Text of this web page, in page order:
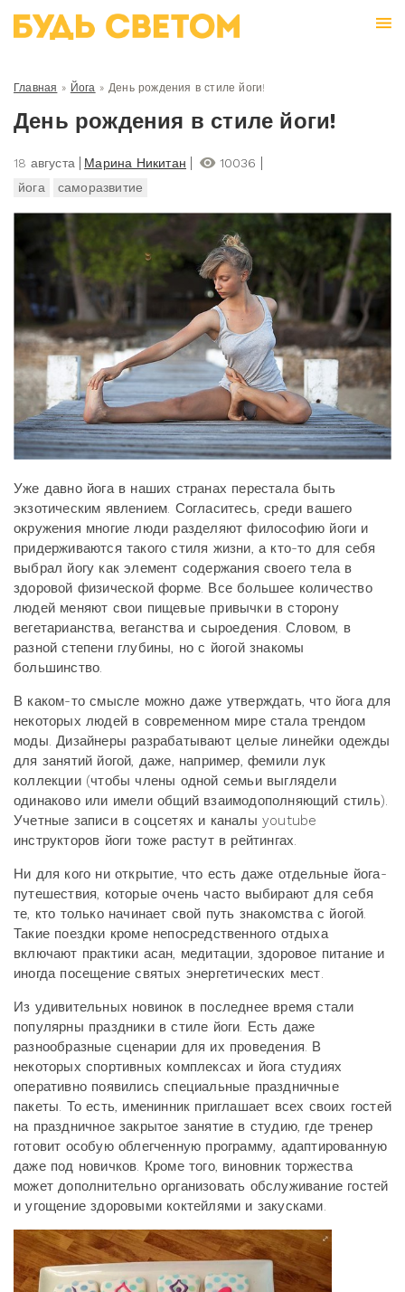
Главная » Йога » День рождения в стиле йоги!
День рождения в стиле йоги!
18 августа Марина Никитан
10036
йога
саморазвитие
Уже давно йога в наших странах перестала быть
экзотическим явлением. Согласитесь, среди вашего
окружения многие люди разделяют философию йоги и
придерживаются такого стиля жизни, а кто-то для себя
выбрал йогу как элемент содержания своего тела в
здоровой физической форме. Все большее количество
людей меняют свои пищевые привычки в сторону
вегетарианства, веганства и сыроедения. Словом, в
разной степени глубины, но с йогой знакомы
большинство.
В каком-то смысле можно даже утверждать, что йога для
некоторых людей в современном мире стала трендом
моды. Дизайнеры разрабатывают целые линейки одежды
для занятий йогой, даже, например, фемили лук
коллекции (чтобы члены одной семьи выглядели
одинаково или имели общий взаимодополняющий стиль).
Учетные записи в соцсетях и каналы youtube
инструкторов йоги тоже растут в рейтингах.
Ни для кого ни открытие, что есть даже отдельные йога-
путешествия, которые очень часто выбирают для себя
те, кто только начинает свой путь знакомства с йогой.
Такие поездки кроме непосредственного отдыха
включают практики асан, медитации, здоровое питание и
иногда посещение святых энергетических мест.
Из удивительных новинок в последнее время стали
популярны праздники в стиле йоги. Есть даже
разнообразные сценарии для их проведения. В
некоторых спортивных комплексах и йога студиях
оперативно появились специальные праздничные
пакеты. То есть, именинник приглашает всех своих гостей
на праздничное закрытое занятие в студию, где тренер
готовит особую облегченную программу, адаптированную
даже под новичков. Кроме того, виновник торжества
может дополнительно организовать обслуживание гостей
и угощение здоровыми коктейлями и закусками.